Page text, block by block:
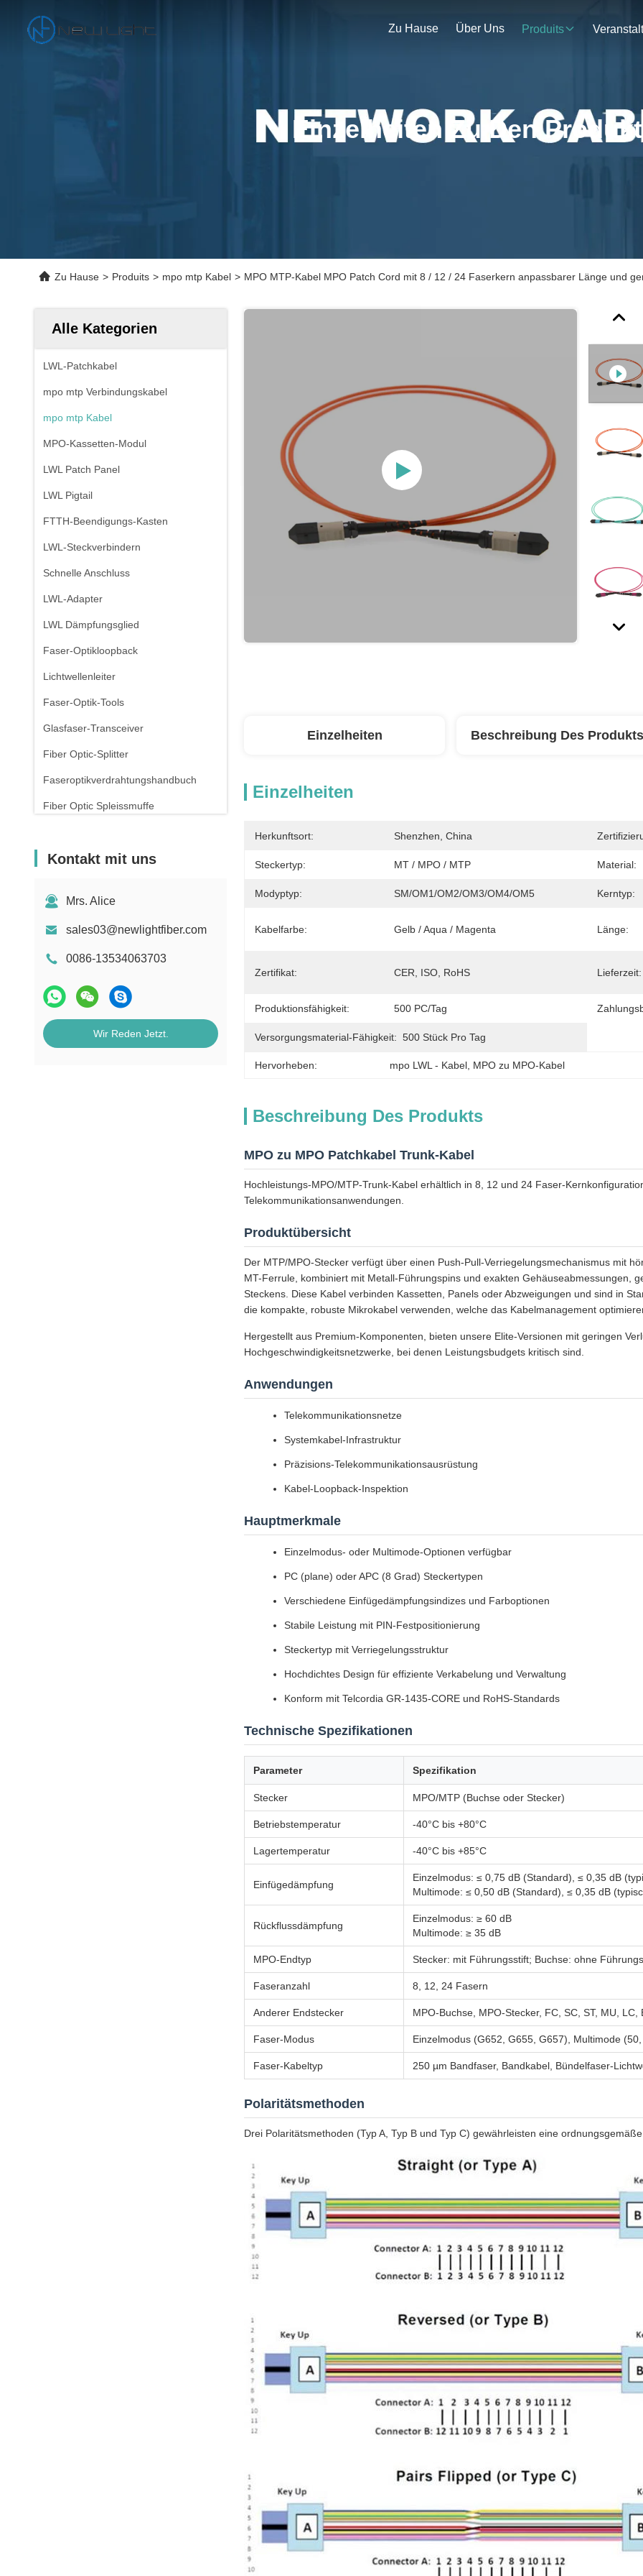
Zu Hause Über Uns Produits
Einzelheiten Zu Den
Zu Hause > Produits > mpo mtp Kabel > MPO MTP-Kabel MPO Patch Cord mit 8 / 12 / 24 Faserkern anpassbarer Länge und
Alle Kategorien
LWL-Patchkabel
mpo mtp Verbindungskabel
mpo mtp Kabel
MPO-Kassetten-Modul
LWL Patch Panel
LWL Pigtail
FTTH-Beendigungs-Kasten
LWL-Steckverbindern
Schnelle Anschluss
LWL-Adapter
LWL Dämpfungsglied
Faser-Optikloopback
Lichtwellenleiter
Faser-Optik-Tools
Glasfaser-Transceiver
Fiber Optic-Splitter
Faseroptikverdrahtungshandbuch
Fiber Optic Spleissmuffe
Rj45 Patch Panel
Drohnen mit Glasfaser
Schalter und Steckdose
Kontakt mit uns
Mrs. Alice
sales03@newlightfiber.com
0086-13534063703
Wir Reden Jetzt.
Einzelheiten Beschreibung Des Produkts
Einzelheiten
Herkunftsort: Shenzhen, China
Steckertyp: MT / MPO / MTP Material:
Modyptyp: SM/OM1/OM2/OM3/OM4/OM5 Kerntyp:
Kabelfarbe: Gelb / Aqua / Magenta Länge:
Zertifikat: CER, ISO, RoHS Lieferzeit:
Produktionsfähigkeit: 500 PC/Tag
Versorgungsmaterial-Fähigkeit: 500 Stück Pro Tag
Hervorheben: mpo LWL - Kabel MPO zu MPO-Kabel
Beschreibung Des Produkts
MPO zu MPO Patchkabel Trunk-Kabel
Hochleistungs-MPO/MTP-Trunk-Kabel erhältlich in 8, 12 und 24 Faser-
Telekommunikationsanwendungen.
Produktübersicht
Der MTP/MPO-Stecker verfügt über einen Push-Pull-Verriegelungsmechanismus mit
MT-Ferrule, kombiniert mit Metall-Führungspins und exakten Gehäuseabmessungen,
Steckens. Diese Kabel verbinden Kassetten, Panels oder Abzweigungen und sind in
die kompakte, robuste Mikrokabel verwenden, welche das Kabelmanagement
Hergestellt aus Premium-Komponenten, bieten unsere Elite-Versionen mit geringen
Hochgeschwindigkeitsnetzwerke, bei denen Leistungsbudgets kritisch sind.
Anwendungen
Telekommunikationsnetze
Systemkabel-Infrastruktur
Präzisions-Telekommunikationsausrüstung
Kabel-Loopback-Inspektion
Hauptmerkmale
Einzelmodus- oder Multimode-Optionen verfügbar
PC (plane) oder APC (8 Grad) Steckertypen
Verschiedene Einfügedämpfungsindizes und Farboptionen
Stabile Leistung mit PIN-Festpositionierung
Steckertyp mit Verriegelungsstruktur
Hochdichtes Design für effiziente Verkabelung und Verwaltung
Konform mit Telcordia GR-1435-CORE und RoHS-Standards
Technische Spezifikationen
Parameter Spezifikation
Stecker MPO/MTP (Buchse oder Stecker)
Betriebstemperatur -40°C bis +80°C
Lagertemperatur -40°C bis +85°C
Einfügedämpfung
Einzelmodus: ≤ 0,75 dB (Standard), ≤ 0,35 dB
Multimode: ≤ 0,50 dB (Standard), ≤ 0,35 dB
Rückflussdämpfung
Einzelmodus: ≥ 60 dB
Multimode: ≥ 35 dB
MPO-Endtyp Stecker: mit Führungsstift; Buchse: ohne
Faseranzahl 8, 12, 24 Fasern
Anderer Endstecker MPO-Buchse, MPO-Stecker, FC, SC, ST, MU, LC,
Faser-Modus Einzelmodus (G652, G655, G657), Multimode
Faser-Kabeltyp 250 µm Bandfaser, Bandkabel, Bündelfaser-
Polaritätsmethoden
Drei Polaritätsmethoden (Typ A, Typ B und Typ C) gewährleisten eine